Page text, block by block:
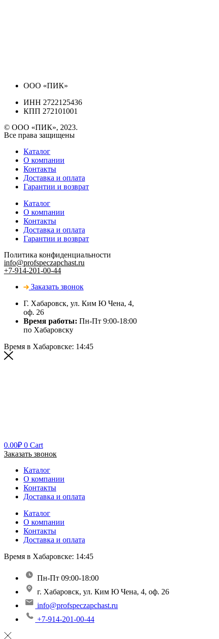
ООО «ПИК»
ИНН 2722125436
КПП 272101001
© ООО «ПИК», 2023.
Все права защищены
Каталог
О компании
Контакты
Доставка и оплата
Гарантии и возврат
Каталог
О компании
Контакты
Доставка и оплата
Гарантии и возврат
Политика конфиденциальности
info@profspeczapchast.ru
+7-914-201-00-44
Заказать звонок
Г. Хабаровск, ул. Ким Ю Чена, 4,
оф. 26
Время работы: Пн-Пт 9:00-18:00
по Хабаровску
Время в Хабаровске: 14:45
0.00₽ 0 Cart
Заказать звонок
Каталог
О компании
Контакты
Доставка и оплата
Каталог
О компании
Контакты
Доставка и оплата
Время в Хабаровске: 14:45
Пн-Пт 09:00-18:00
г. Хабаровск, ул. Ким Ю Чена, 4, оф. 26
info@profspeczapchast.ru
+7-914-201-00-44